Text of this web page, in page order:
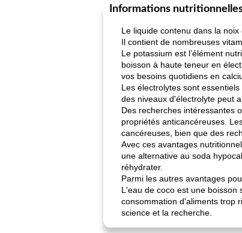
Informations
Le liquide contenu dans la
Il contient de nombreuses
Le potassium est l’élément
boisson à haute teneur en
vos besoins quotidiens en
Les électrolytes sont
des niveaux d'électrolyte peut
Des recherches intéressantes
propriétés anticancéreuses.
cancéreuses, bien que des
Avec ces avantages
une alternative au soda
réhydrater.
Parmi les autres avantages
L'eau de coco est une boisson
consommation d'aliments trop
science et la recherche.